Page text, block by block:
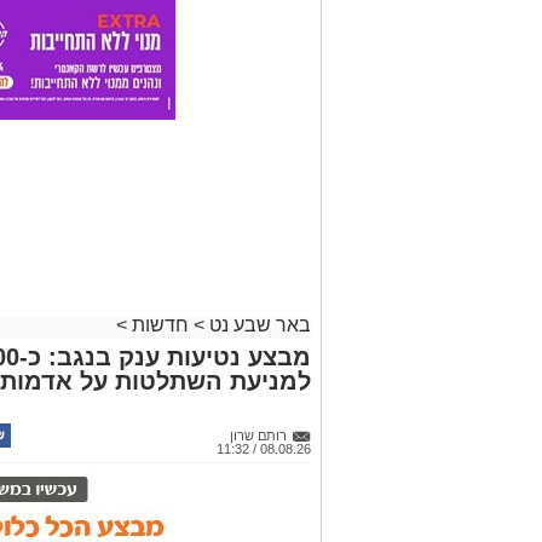
באר שבע נט > חדשות >
למניעת השתלטות על
רותם שרון
08.08.26 / 11:32